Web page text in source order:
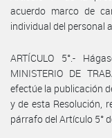
acuerdo marco de
individual del personal
ARTÍCULO 5°.-
MINISTERIO DE
efectúe la publicación
y de esta Resolución,
párrafo del Artículo 5°